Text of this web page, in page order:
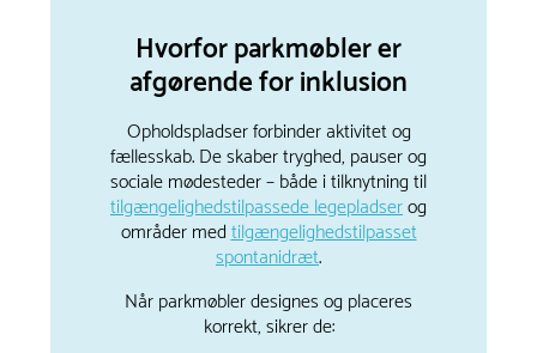
Hvorfor parkmøbler er
afgørende for inklusion
Opholdspladser forbinder aktivitet og
fællesskab. De skaber tryghed, pauser og
sociale mødesteder – både i tilknytning til
tilgængelighedstilpassede legepladserog
områder medtilgængelighedstilpasset
spontanidræt.
Når parkmøbler designes og placeres
korrekt, sikrer de: